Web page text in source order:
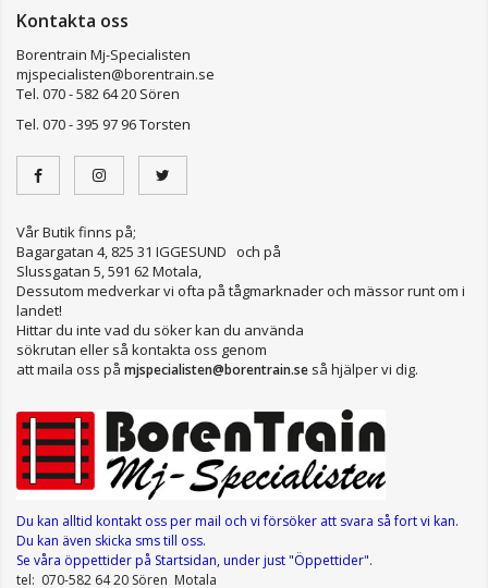
Kontakta oss
Borentrain Mj-Specialisten
mjspecialisten@borentrain.se
Tel. 070 - 582 64 20 Sören
Tel. 070 - 395 97 96 Torsten
Vår Butik finns på;
Bagargatan 4, 825 31 IGGESUND och på
Slussgatan 5, 591 62 Motala,
Dessutom medverkar vi ofta på tågmarknader och mässor runt om i
landet!
Hittar du inte vad du söker kan du använda
sökrutan eller så kontakta oss genom
att maila oss på mjspecialisten@borentrain.se så hjälper vi dig.
Du kan alltid kontakt oss per mail och vi försöker att svara så fort vi kan.
Du kan även skicka sms till oss.
Se våra öppettiderpå Startsidan, under just "Öppettider".
tel: 070-582 64 20 Sören Motala